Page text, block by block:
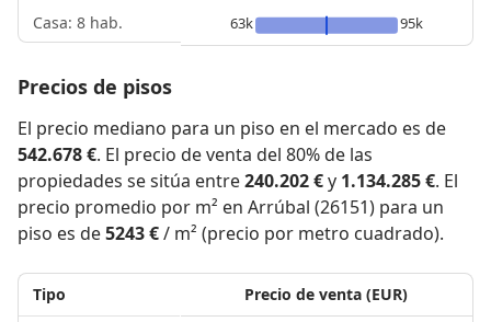
Casa: 8 hab.
63k
95k
Precios de pisos
El precio mediano para un piso en el mercado es de
542.678 €. El precio de venta del 80% de las
propiedades se sitúa entre240.202 €y 1.134.285 €. El
precio promedio por m² en Arrúbal (26151) para un
piso es de5243 €/ m² (precio por metro cuadrado).
Tipo
Precio de venta (EUR)